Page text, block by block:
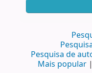
Pesquisa de
Mais popular